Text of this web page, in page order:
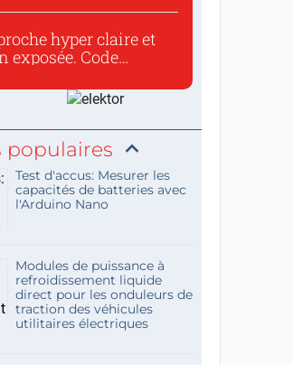
hyper claire et
exposée. Code
populaires
Test d'accus: Mesurer les
capacités de batteries avec
l'Arduino Nano
Modules de puissance à
refroidissement liquide
direct pour les onduleurs de
traction des véhicules
utilitaires électriques